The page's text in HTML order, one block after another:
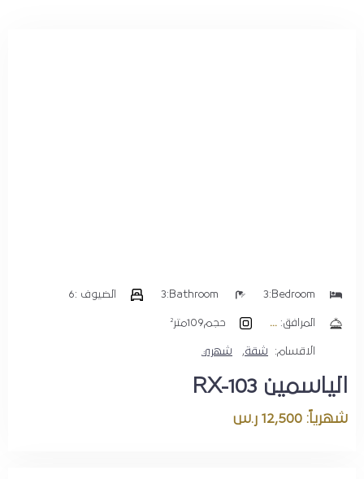
الياسمين RX-103
شهرياً: 12,500 ر.س
Bedroom:
3
Bathroom:
3 الضيوف :6
المرافق: حجم109متر²
الاقسام: شقة, شهري